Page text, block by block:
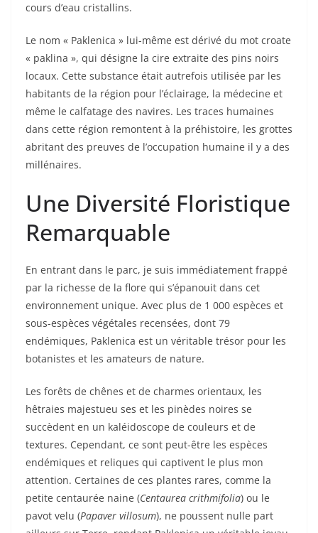
cours d’eau cristallins.
Le nom « Paklenica » lui-même est dérivé du mot croate
« paklina », qui désigne la cire extraite des pins noirs
locaux. Cette substance était autrefois utilisée par les
habitants de la région pour l’éclairage, la médecine et
même le calfatage des navires. Les traces humaines
dans cette région remontent à la préhistoire, les grottes
abritant des preuves de l’occupation humaine il y a des
millénaires.
Une Diversité Floristique
Remarquable
En entrant dans le parc, je suis immédiatement frappé
par la richesse de la flore qui s’épanouit dans cet
environnement unique. Avec plus de 1 000 espèces et
sous-espèces végétales recensées, dont 79
endémiques, Paklenica est un véritable trésor pour les
botanistes et les amateurs de nature.
Les forêts de chênes et de charmes orientaux, les
hêtraies majestueu ses et les pinèdes noires se
succèdent en un kaléidoscope de couleurs et de
textures. Cependant, ce sont peut-être les espèces
endémiques et reliques qui captivent le plus mon
attention. Certaines de ces plantes rares, comme la
petite centaurée naine (Centaurea crithmifolia) ou le
pavot velu (Papaver villosum), ne poussent nulle part